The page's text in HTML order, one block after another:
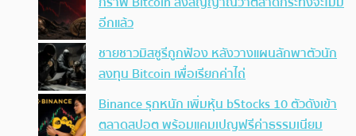
อีกแล้ว
ชายชาวมิสซูรีถูกฟ้อง หลังวางแผนลักพาตัวนัก
ลงทุน Bitcoin เพื่อเรียกค่าไถ่
Binance รุกหนัก เพิ่มหุ้น bStocks 10 ตัวดังเข้า
ตลาดสปอต พร้อมแคมเปญฟรีค่าธรรมเนียม